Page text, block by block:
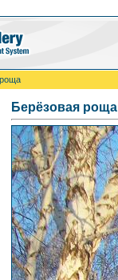
Берёзовая роща